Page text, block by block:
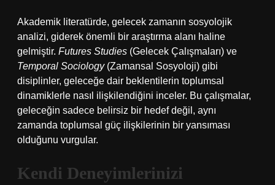
Akademik literatürde, gelecek zamanın sosyolojik
analizi, giderek önemli bir araştırma alanı haline
gelmiştir. Futures Studies (Gelecek Çalışmaları) ve
Temporal Sociology(Zamansal Sosyoloji) gibi
disiplinler, geleceğe dair beklentilerin toplumsal
dinamiklerle nasıl ilişkilendiğini inceler. Bu çalışmalar,
geleceğin sadece belirsiz bir hedef değil, aynı
zamanda toplumsal güç ilişkilerinin bir yansıması
olduğunu vurgular.
Kendi Deneyimlerinizi